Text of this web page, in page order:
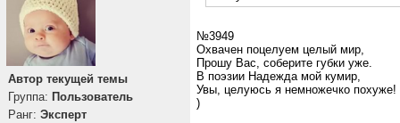
Автор текущей темы
Группа: Пользователь
Ранг: Эксперт
№3949
Охвачен поцелуем целый мир,
Прошу Вас, соберите губки уже.
В поэзии Надежда мой кумир,
Увы, целуюсь я немножечко похуже!
)